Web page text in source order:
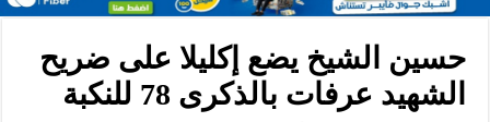
حسين الشيخ يضع إكليلا على ضريح
الشهيد عرفات بالذكرى 78 للنكبة